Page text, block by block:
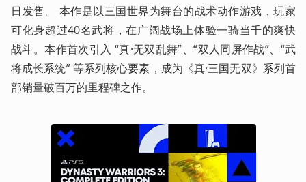
日发售。 本作是以三国世界为舞台的战术动作游戏，玩家
可化身超过40名武将，在广阔战场上体验一骑当千的爽快
战斗。本作首次引入 “真·无双乱舞”、“双人同屏作战”、“武
将成长系统” 等系列核心要素，成为《真·三国无双》系列首
部销量破百万的里程碑之作。